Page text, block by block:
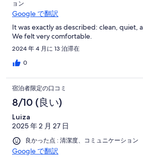
ョン
Google で翻訳
It was exactly as described: clean, quiet,
We felt very comfortable.
2024 年 4 月に 13 泊滞在
0
宿泊者限定の口コミ
8/10 (良い)
Luiza
2025 年 2 月 27 日
良かった点 : 清潔度、コミュニケーション
Google で翻訳